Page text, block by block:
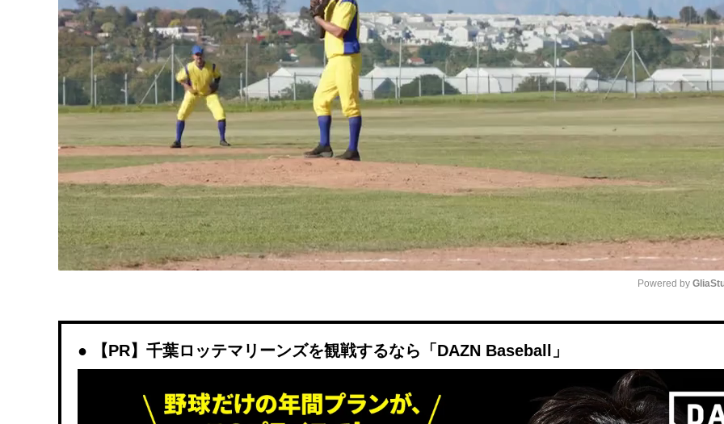
Powered by
【PR】千葉ロッテマリーンズを観戦するなら「DAZN Baseball」